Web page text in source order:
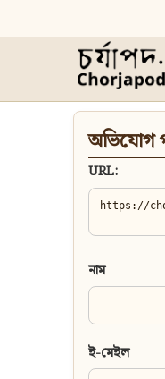
অভিযোগ
URL:
নাম
ই-মেইল